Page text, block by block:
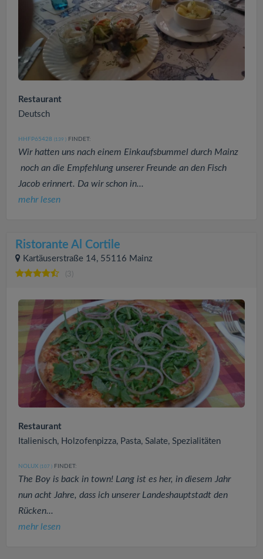
Restaurant
Deutsch
HHFP65428 (139 ) FINDET:
Wir hatten uns nach einem Einkaufsbummel durch Mainz
noch an die Empfehlung unserer Freunde an den Fisch
Jacob erinnert. Da wir schon in...
mehr lesen
Ristorante Al Cortile
Kartäuserstraße 14, 55116 Mainz
(3)
Restaurant
Italienisch, Holzofenpizza, Pasta, Salate, Spezialitäten
NOLUX (107 ) FINDET:
The Boy is back in town! Lang ist es her, in diesem Jahr
nun acht Jahre, dass ich unserer Landeshauptstadt den
Rücken...
mehr lesen